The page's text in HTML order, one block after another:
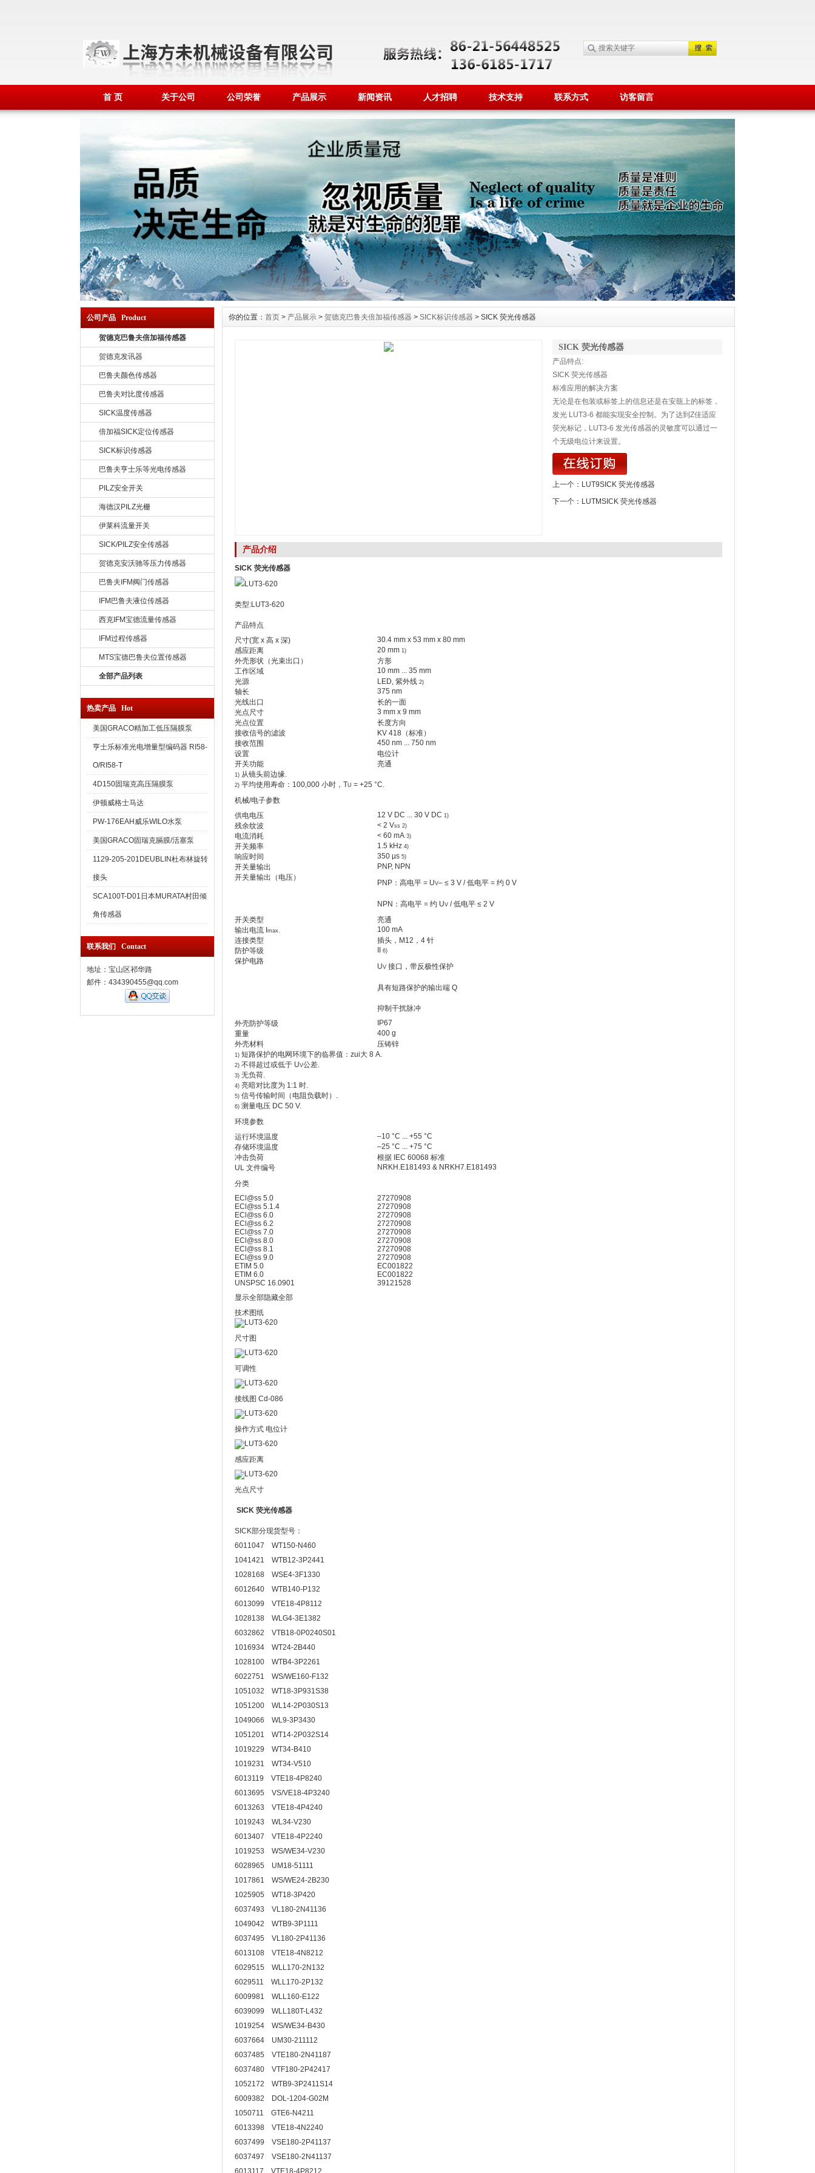
首 页 关于公司 公司荣誉 产品展示 新闻资讯 人才招聘 技术支持 联系方式 访客留言
公司产品 Product
贺德克巴鲁夫倍加福传感器
贺德克发讯器
巴鲁夫颜色传感器
巴鲁夫对比度传感器
SICK温度传感器
倍加福SICK定位传感器
SICK标识传感器
巴鲁夫亨士乐等光电传感器
PILZ安全开关
海德汉PILZ光栅
伊莱科流量开关
SICK/PILZ安全传感器
贺德克安沃驰等压力传感器
巴鲁夫IFM阀门传感器
IFM巴鲁夫液位传感器
西克IFM宝德流量传感器
IFM过程传感器
MTS宝德巴鲁夫位置传感器
全部产品列表
热卖产品 Hot
美国GRACO精加工低压隔膜泵
亨士乐标准光电增量型编码器 RI58-
O/RI58-T
4D150固瑞克高压隔膜泵
伊顿威格士马达
PW-176EAH威乐WILO水泵
美国GRACO固瑞克膈膜/活塞泵
1129-205-201DEUBLIN杜布林旋转
接头
SCA100T-D01日本MURATA村田倾
角传感器
联系我们 Contact
地址：宝山区祁华路
邮件：434390455@qq.com
你的位置： 首页 > 产品展示 > 贺德克巴鲁夫倍加福传感器 > SICK标识传感器 > SICK 荧光传感器
SICK 荧光传感器
产品特点:
SICK 荧光传感器
标准应用的解决方案
无论是在包装或标签上的信息还是在安瓿上的标签，
发光 LUT3-6 都能实现安全控制。为了达到Z佳适应
荧光标记，LUT3-6 发光传感器的灵敏度可以通过一
个无级电位计来设置。
上一个： LUT9SICK 荧光传感器
下一个： LUTMSICK 荧光传感器
产品介绍
SICK 荧光传感器
类型:LUT3-620
产品特点
尺寸(宽 x 高 x 深)
30.4 mm x 53 mm x 80 mm
感应距离
20 mm 1)
外壳形状（光束出口）
方形
工作区域
10 mm ... 35 mm
光源
LED, 紫外线 2)
轴长
375 nm
光线出口
长的一面
光点尺寸
3 mm x 9 mm
光点位置
长度方向
接收信号的滤波
KV 418（标准）
接收范围
450 nm ... 750 nm
设置
电位计
开关功能
亮通
1) 从镜头前边缘.
2) 平均使用寿命：100,000 小时，TU = +25 °C.
机械/电子参数
供电电压
12 V DC ... 30 V DC 1)
残余纹波 < 2 Vss 2)
电流消耗 < 60 mA 3)
开关频率 1.5 kHz 4)
响应时间 350 µs 5)
开关量输出
PNP, NPN
开关量输出（电压）
PNP：高电平 = UV– ≤ 3 V / 低电平 = 约 0 V
NPN：高电平 = 约 UV / 低电平 ≤ 2 V
开关类型
亮通
输出电流 I max.
100 mA
连接类型
插头，M12，4 针
防护等级
6)
保护电路
UV 接口，带反极性保护
具有短路保护的输出端 Q
抑制干扰脉冲
外壳防护等级
IP67
重量
400 g
外壳材料
压铸锌
1) 短路保护的电网环境下的临界值：zui大 8 A.
2) 不得超过或低于 UV公差.
3) 无负荷.
4) 亮暗对比度为 1:1 时.
5) 信号传输时间（电阻负载时）.
6) 测量电压 DC 50 V.
环境参数
运行环境温度
–10 °C ... +55 °C
存储环境温度
–25 °C ... +75 °C
冲击负荷
根据 IEC 60068 标准
UL 文件编号
NRKH.E181493 & NRKH7.E181493
分类
ECl@ss 5.0
27270908
ECl@ss 5.1.4
27270908
ECl@ss 6.0
27270908
ECl@ss 6.2
27270908
ECl@ss 7.0
27270908
ECl@ss 8.0
27270908
ECl@ss 8.1
27270908
ECl@ss 9.0
27270908
ETIM 5.0
EC001822
ETIM 6.0
EC001822
UNSPSC 16.0901
39121528
显示全部隐藏全部
技术图纸
尺寸图
可调性
接线图 Cd-086
操作方式 电位计
感应距离
光点尺寸
SICK 荧光传感器
SICK部分现货型号：
6011047 WT150-N460
1041421 WTB12-3P2441
1028168 WSE4-3F1330
6012640 WTB140-P132
6013099 VTE18-4P8112
1028138 WLG4-3E1382
6032862 VTB18-0P0240S01
1016934 WT24-2B440
1028100 WTB4-3P2261
6022751 WS/WE160-F132
1051032 WT18-3P931S38
1051200 WL14-2P030S13
1049066 WL9-3P3430
1051201 WT14-2P032S14
1019229 WT34-B410
1019231 WT34-V510
6013119 VTE18-4P8240
6013695 VS/VE18-4P3240
6013263 VTE18-4P4240
1019243 WL34-V230
6013407 VTE18-4P2240
1019253 WS/WE34-V230
6028965 UM18-51111
1017861 WS/WE24-2B230
1025905 WT18-3P420
6037493 VL180-2N41136
1049042 WTB9-3P1111
6037495 VL180-2P41136
6013108 VTE18-4N8212
6029515 WLL170-2N132
6029511 WLL170-2P132
6009981 WLL160-E122
6039099 WLL180T-L432
1019254 WS/WE34-B430
6037664 UM30-211112
6037485 VTE180-2N41187
6037480 VTF180-2P42417
1052172 WTB9-3P2411S14
6009382 DOL-1204-G02M
1050711 GTE6-N4211
6013398 VTE18-4N2240
6037499 VSE180-2P41137
6037497 VSE180-2N41137
6013117 VTE18-4P8212